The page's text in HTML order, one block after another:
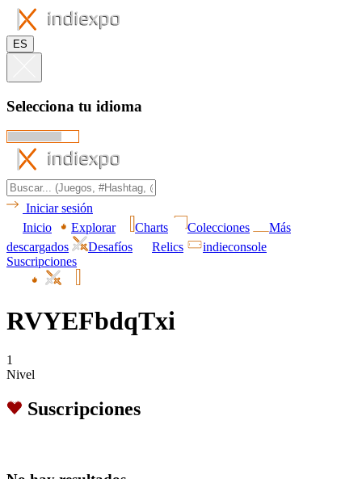
ES
Selecciona tu idioma
Iniciar sesión
Inicio
Explorar Charts Colecciones
Más
descargados
Desafíos Relics
indieconsole
Suscripciones
RVYEFbdqTxi
1
Nivel
Suscripciones